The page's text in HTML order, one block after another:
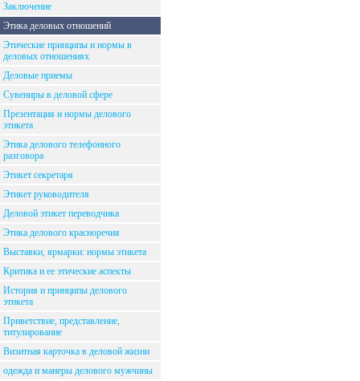
Заключение
Этика деловых отношений
Этические принципы и нормы в
деловых отношениях
Деловые приемы
Сувениры в деловой сфере
Презентация и нормы делового
этикета
Этика делового телефонного
разговора
Этикет секретаря
Этикет руководителя
Деловой этикет переводчика
Этика делового красноречия
Выставки, ярмарки: нормы этикета
Критика и ее этические аспекты
История и принципы делового
этикета
Приветствие, представление,
титулирование
Визитная карточка в деловой жизни
одежда и манеры делового мужчины